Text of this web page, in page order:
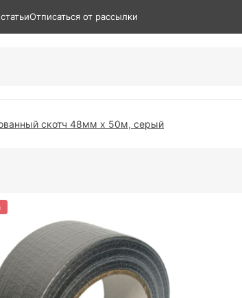
Отписаться от рассылки
скотч 48мм х 50м, серый